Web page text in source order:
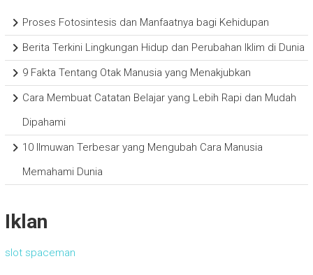
Proses Fotosintesis dan Manfaatnya bagi Kehidupan
Berita Terkini Lingkungan Hidup dan Perubahan Iklim di Dunia
9 Fakta Tentang Otak Manusia yang Menakjubkan
Cara Membuat Catatan Belajar yang Lebih Rapi dan Mudah
Dipahami
10 Ilmuwan Terbesar yang Mengubah Cara Manusia
Memahami Dunia
Iklan
slot spaceman